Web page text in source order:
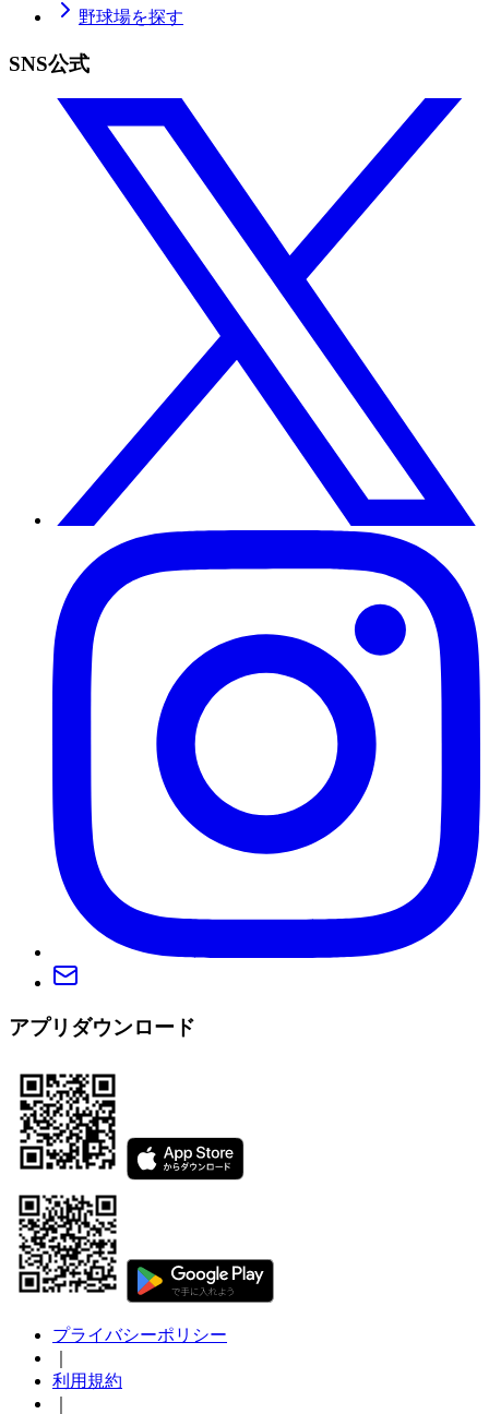
野球場を探す
SNS公式
アプリダウンロード
プライバシーポリシー
利用規約